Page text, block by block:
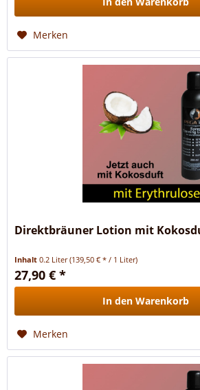
Merken
Direktbräuner Lotion mit
Inhalt0.2 Liter(139,50 € * / 1 Liter)
27,90 € *
In den Warenkorb
Merken